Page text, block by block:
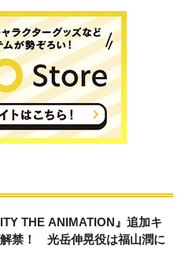
THE ANIMATION』追加キ
禁！ 光岳伸晃役は福山潤に